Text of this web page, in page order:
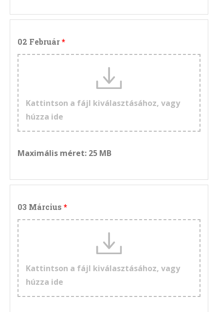
02 Február
Kattintson a fájl kiválasztásához, vagy
húzza ide
Maximális méret: 25 MB
03 Március
Kattintson a fájl kiválasztásához, vagy
húzza ide